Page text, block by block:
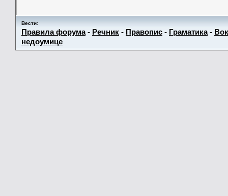
Вести:
Правила форума- Речник - Правопис - Граматика-
недоумице